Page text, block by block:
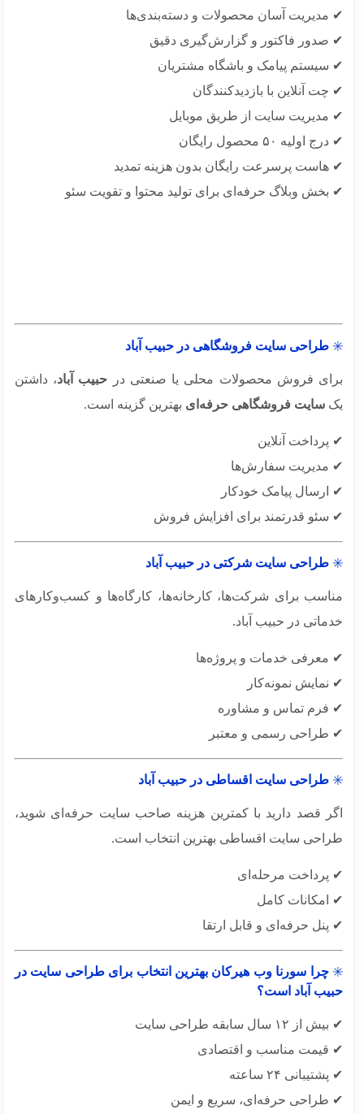
آسان محصولات و دسته‌بندی‌ها
فاکتور و گزارش‌گیری دقیق
پیامک و باشگاه مشتریان
آنلاین با بازدیدکنندگان
سایت از طریق موبایل
۵۰ محصول رایگان
پرسرعت رایگان بدون هزینه تمدید
وبلاگ حرفه‌ای برای تولید محتوا و تقویت سئو
طراحی سایت فروشگاهی در حبیب آباد
فروش محصولات محلی یا صنعتی درحبیب آباد، داشتن
سایت فروشگاهی حرفه‌ایبهترین گزینه است.
آنلاین
سفارش‌ها
پیامک خودکار
قدرتمند برای افزایش فروش
طراحی سایت شرکتی در حبیب آباد
برای شرکت‌ها، کارخانه‌ها، کارگاه‌ها و کسب‌وکارهای
در حبیب آباد.
خدمات و پروژه‌ها
نمونه‌کار
تماس و مشاوره
رسمی و معتبر
طراحی سایت اقساطی در حبیب آباد
قصد دارید با کمترین هزینه صاحب سایت حرفه‌ای شوید،
سایت اقساطی بهترین انتخاب است.
مرحله‌ای
کامل
حرفه‌ای و قابل ارتقا
چرا سورنا وب هیرکان بهترین انتخاب برای طراحی سایت در
آباد است؟
۱۲ سال سابقه طراحی سایت
مناسب و اقتصادی
۲۴ ساعته
حرفه‌ای، سریع و ایمن